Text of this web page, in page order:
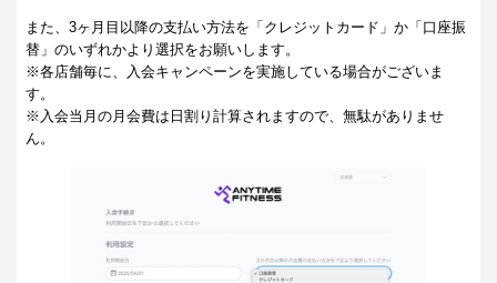
また、3ヶ月目以降の支払い方法を「クレジットカード」か「口座振
替」のいずれかより選択をお願いします。
※各店舗毎に、入会キャンペーンを実施している場合がございま
す。
※入会当月の月会費は日割り計算されますので、無駄がありませ
ん。